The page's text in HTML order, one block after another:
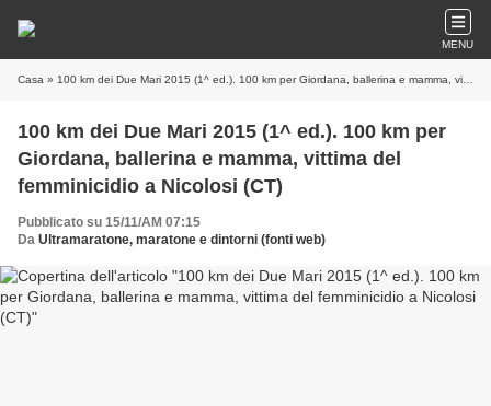
MENU
Casa » 100 km dei Due Mari 2015 (1^ ed.). 100 km per Giordana, ballerina e mamma, vittima del femminicidio a Nicolosi (CT)
100 km dei Due Mari 2015 (1^ ed.). 100 km per
Giordana, ballerina e mamma, vittima del
femminicidio a Nicolosi (CT)
Pubblicato su 15/11/AM 07:15
Da Ultramaratone, maratone e dintorni (fonti web)